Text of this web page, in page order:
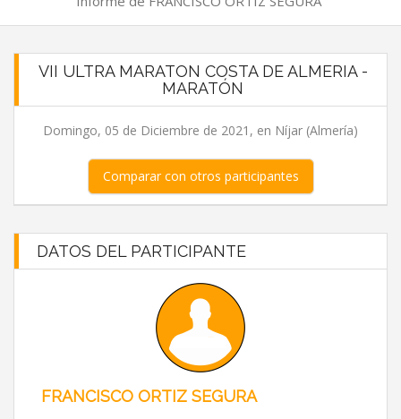
VII ULTRA MARATON COSTA DE ALMERIA -
MARATÓN
Domingo, 05 de Diciembre de 2021, en Níjar (Almería)
Comparar con otros participantes
DATOS DEL PARTICIPANTE
FRANCISCO ORTIZ SEGURA